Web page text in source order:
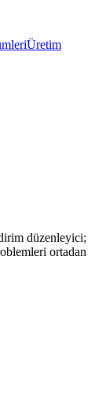
Üretim
düzenleyici;
ortadan